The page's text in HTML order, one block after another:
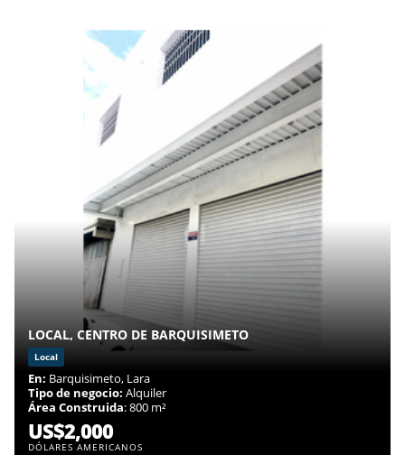
LOCAL, CENTRO DE BARQUISIMETO
Local
En: Barquisimeto, Lara
Tipo de negocio: Alquiler
Área Construida: 800 m²
US$2,000
DÓLARES AMERICANOS